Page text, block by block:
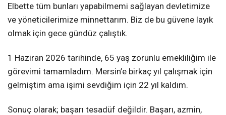
Elbette tüm bunları yapabilmemi sağlayan devletimize
ve yöneticilerimize minnettarım. Biz de bu güvene layık
olmak için gece gündüz çalıştık.
1 Haziran 2026 tarihinde, 65 yaş zorunlu emekliliğim ile
görevimi tamamladım. Mersin’e birkaç yıl çalışmak için
gelmiştim ama işimi sevdiğim için 22 yıl kaldım.
Sonuç olarak; başarı tesadüf değildir. Başarı, azmin,